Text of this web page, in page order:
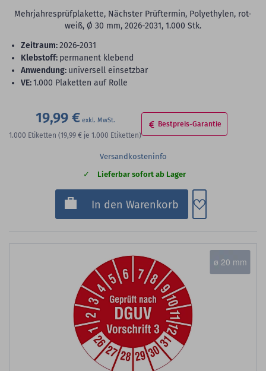
Mehrjahresprüfplakette, Nächster Prüftermin, Polyethylen, rot-
weiß, Ø 30 mm, 2026-2031, 1.000 Stk.
Zeitraum:2026-2031
Klebstoff: permanent klebend
Anwendung: universell einsetzbar
VE:1.000 Plaketten auf Rolle
19,99 €
1.000 Etiketten (19,99 € je 1.000 Etiketten)
Bestpreis-Garantie
Versandkosteninfo
Lieferbar sofort ab Lager
In den Warenkorb Zum
ø 20 mm